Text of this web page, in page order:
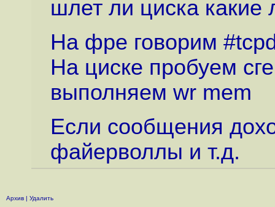
шлет ли циска
На фре говорим
На циске пробуем
выполняем wr mem
Если сообщения
файерволлы и т.д.
Архив | Удалить